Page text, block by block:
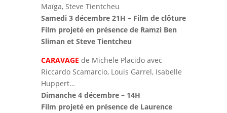
Maïga, Steve Tientcheu
Samedi 3 décembre 21H – Film de clôture
Film projeté en présence de Ramzi Ben
Sliman et Steve Tientcheu
CARAVAGE de Michele Placido avec
Riccardo Scamarcio, Louis Garrel, Isabelle
Huppert…
Dimanche 4 décembre – 14H
Film projeté en présence de Laurence